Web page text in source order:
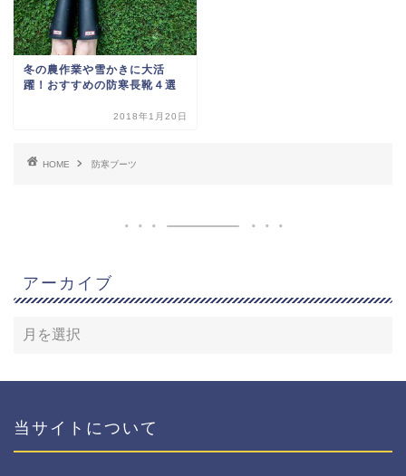
冬の農作業や雪かきに大活
躍！おすすめの防寒長靴４選
2018年1月20日
HOME 防寒ブーツ
アーカイブ
当サイトについて